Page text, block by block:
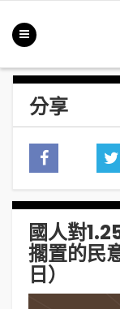
分享
國人對
擱置的民
日）